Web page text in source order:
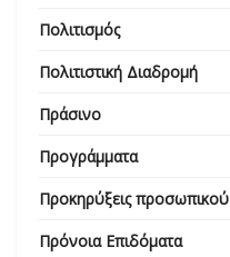
Πολιτισμός
Πολιτιστική Διαδρομή
Πράσινο
Προγράμματα
Προκηρύξεις προσωπικού
Πρόνοια Επιδόματα